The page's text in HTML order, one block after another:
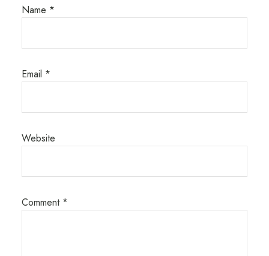
Name *
Email *
Website
Comment *